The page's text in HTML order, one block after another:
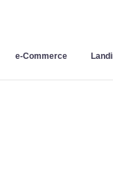
e-Commerce